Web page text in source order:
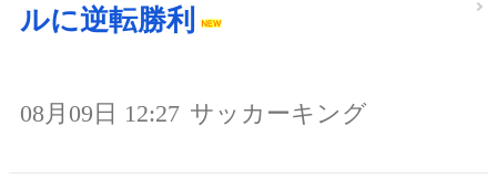
ルに逆転勝利
08月09日 12:27 サッカーキング